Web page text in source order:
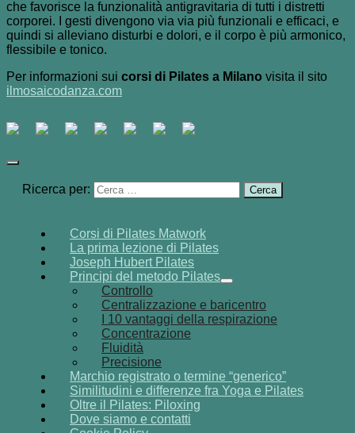
che favorisce la funzionalità antigravitaria di tutti i distretti
corporei. I gesti divengono via via più funzionali e efficaci, e
quindi si alleviano disturbi e dolori, e il corpo è più armonico,
flessibile e tonico.
Per informazioni sui corsi di Pilates a Milano visita il sito
ilmosaicodanza.com
Ricerca per:
Corsi di Pilates Matwork
La prima lezione di Pilates
Joseph Hubert Pilates
Principi del metodo Pilates
Controllo
Centralizzazione e baricentro
I 10 vantaggi della respirazione
Concentrazione
Fluidità
Precisione
Marchio registrato o termine “generico”
Similitudini e differenze fra Yoga e Pilates
Oltre il Pilates: Piloxing
Dove siamo e contatti